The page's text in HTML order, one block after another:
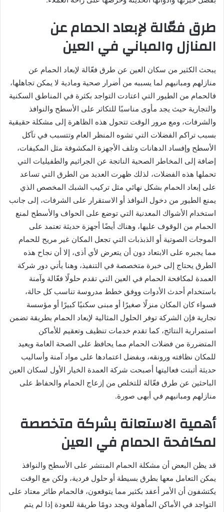
طرق فعّالة لإبعاد الحمام عن
المنازل والمباني في العين
يبحث الكثير من سكان العين عن طرق فعّالة لإبعاد الحمام عن
منازلهم ومبانيهم لما يسببه من أضرار صحية ومادية لا يمكن تجاهلها،
فالحمام من الطيور التي اعتادت التواجد بكثرة في المناطق السكنية
والتجارية حيث يجد مأوى مناسبًا للتكاثر على الأسطح والنوافذ
والشرفات، ومع مرور الوقت تتحول هذه الظاهرة إلى مشكلة حقيقية
بسبب تراكم الفضلات التي تشوه المنظر العام وتتسبب في تآكل
الأسطح وإفساد الدهانات وتلف الأجهزة المكشوفة مثل المكيفات،
إضافة إلى المخاطر الصحية الناتجة عن الجراثيم والطفيليات التي
تحملها هذه الفضلات، لذلك ظهرت العديد من الطرق التي تساعد
على إبعاد الحمام بشكل نهائي مثل تركيب الشبك المخصص الذي
يمنع الطيور من دخول النوافذ أو الاستقرار على الشرفات، إلى جانب
استخدام الأشواك المعدنية التي توضع على الحواف والأسطح لمنع
الحمام من الوقوف عليها، وهناك أيضًا أجهزة حديثة تعتمد على
الموجات الصوتية أو الذبذبات التي تجعل المكان غير مريح للحمام
مما يجبره على الابتعاد دون أن يتعرض لأي أذى، إلا أن نجاح هذه
الطرق يحتاج إلى خبرة متخصصة في التنفيذ، وهنا يأتي دور شركة
العمدة لمكافحة الحمام في العين التي تقدم حلولًا فعّالة وآمنة
باستخدام أحدث الأدوات ووفق خطط مدروسة تناسب كل حالة،
فسواء كان المكان منزلًا صغيرًا أو مبنى سكنيًا كبيرًا أو مؤسسة
تجارية فإن الشركة توفر الحلول المثالية لإبعاد الحمام بطريقة تضمن
استمرارية النتائج، كما تقدم خدمات تنظيف وتعقيم للأماكن
المتضررة من فضلات الحمام مما يحافظ على الصحة العامة ويعيد
للمكان نظافته ورونقه، وبفضل اعتمادها على مواد آمنة وأساليب
حديثة أثبتت فعاليتها أصبحت شركة العمدة الخيار الأول لسكان العين
الباحثين عن طرق فعّالة للتخلص من إزعاج الحمام والحفاظ على
منازلهم ومبانيهم في أبهى صورة.
أهمية الاستعانة بشركة متخصصة
لمكافحة الحمام في العين
قد يظن البعض أن مشكلة الحمام المنتشر على الأسطح والنوافذ
يمكن التعامل معها بطرق بسيطة أو حلول فردية، ولكن مع الوقت
يكتشفون أن الأمر أعقد بكثير مما يتوقعون، فالحمام طائر معتاد على
التواجد في الأماكن المأهولة ويجد دومًا طريقة للعودة إذا لم يتم